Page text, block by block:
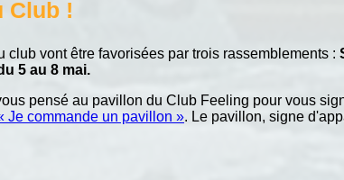
Club !
vont être favorisées par trois rassemblements :
5 au 8 mai.
pensé au pavillon du Club Feeling pour vous
Je commande un pavillon ». Le pavillon, signe